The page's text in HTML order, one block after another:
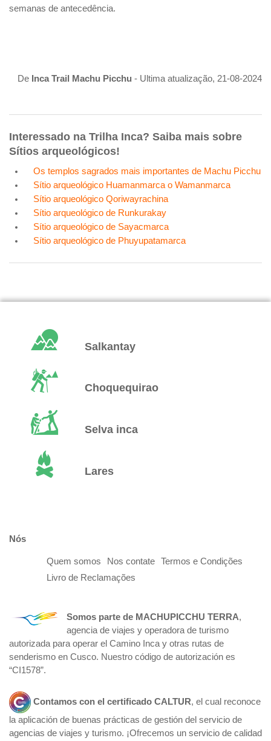
semanas de antecedência.
De Inca Trail Machu Picchu - Ultima atualização, 21-08-2024
Interessado na Trilha Inca? Saiba mais sobre
Sítios arqueológicos!
Os templos sagrados mais importantes de Machu Picchu
Sítio arqueológico Huamanmarca o Wamanmarca
Sítio arqueológico Qoriwayrachina
Sítio arqueológico de Runkurakay
Sítio arqueológico de Sayacmarca
Sítio arqueológico de Phuyupatamarca
Salkantay
Choquequirao
Selva inca
Lares
Nós
Quem somos Nos contate
Termos e Condições
Livro de Reclamações
Somos parte de MACHUPICCHU TERRA,
agencia de viajes y operadora de turismo
autorizada para operar el Camino Inca y otras rutas de
senderismo en Cusco. Nuestro código de autorización es
“CI1578”.
Contamos con el certificado CALTUR, el cual reconoce
la aplicación de buenas prácticas de gestión del servicio de
agencias de viajes y turismo. ¡Ofrecemos un servicio de calidad